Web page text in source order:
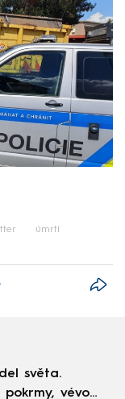
úmrtí
světa.
vévodí